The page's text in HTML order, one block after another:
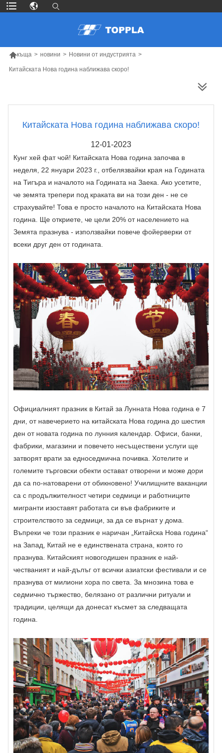
къща > новини > Новини от индустрията >
Китайската Нова година наближава скоро!
Китайската Нова година наближава скоро!
12-01-2023
Кунг хей фат чой! Китайската Нова година започва в
неделя, 22 януари 2023 г., отбелязвайки края на Годината
на Тигъра и началото на Годината на Заека. Ако усетите,
че земята трепери под краката ви на този ден - не се
страхувайте! Това е просто началото на Китайската Нова
година. Ще откриете, че цели 20% от населението на
Земята празнува - използвайки повече фойерверки от
всеки друг ден от годината.
Официалният празник в Китай за Лунната Нова година е 7
дни, от навечерието на китайската Нова година до шестия
ден от новата година по лунния календар. Офиси, банки,
фабрики, магазини и повечето несъществени услуги ще
затворят врати за едноседмична почивка. Хотелите и
големите търговски обекти остават отворени и може дори
да са по-натоварени от обикновено! Училищните ваканции
са с продължителност четири седмици и работниците
мигранти изоставят работата си във фабриките и
строителството за седмици, за да се върнат у дома.
Въпреки че този празник е наричан „Китайска Нова година“
на Запад, Китай не е единствената страна, която го
празнува. Китайският новогодишен празник е най-
честваният и най-дълъг от всички азиатски фестивали и се
празнува от милиони хора по света. За мнозина това е
седмично тържество, белязано от различни ритуали и
традиции, целящи да донесат късмет за следващата
година.